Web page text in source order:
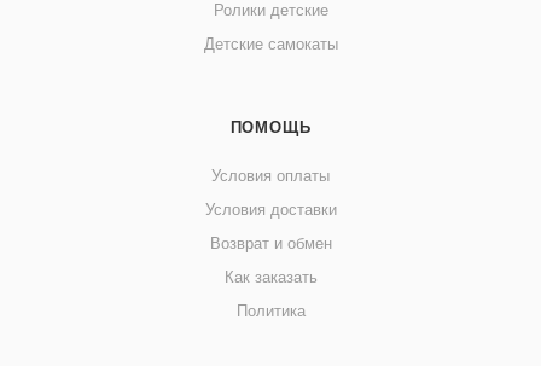
Ролики детские
Детские самокаты
ПОМОЩЬ
Условия оплаты
Условия доставки
Возврат и обмен
Как заказать
Политика